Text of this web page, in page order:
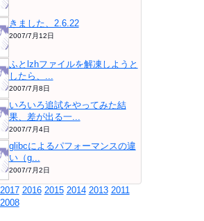
きました、2.6.22
2007/7月12日
ふとlzhファイルを解凍しようと
したら、...
2007/7月8日
いろいろ追試をやってみた結
果、差が出る一...
2007/7月4日
glibcによるパフォーマンスの違
い（g...
2007/7月2日
2017 2016 2015 2014 2013 2011
2008